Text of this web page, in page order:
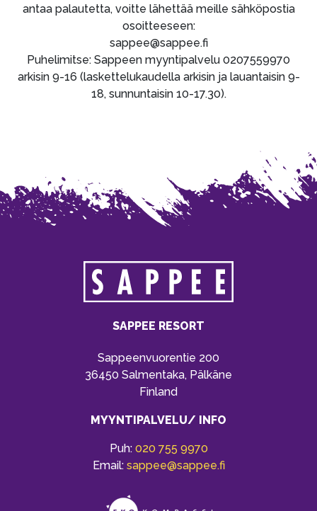
antaa palautetta, voitte lähettää meille sähköpostia
osoitteeseen:
sappee@sappee.fi
Puhelimitse: Sappeen myyntipalvelu 0207559970
arkisin 9-16 (laskettelukaudella arkisin ja lauantaisin 9-
18, sunnuntaisin 10-17.30).
SAPPEE RESORT
Sappeenvuorentie 200
36450 Salmentaka, Pälkäne
Finland
MYYNTIPALVELU/ INFO
Puh: 020 755 9970
Email: sappee@sappee.fi